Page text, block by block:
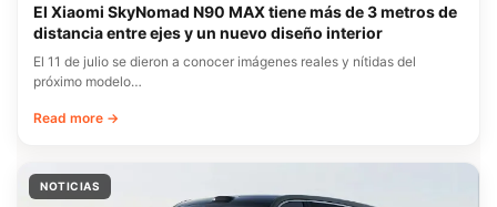
El Xiaomi SkyNomad N90 MAX tiene más de 3 metros de
distancia entre ejes y un nuevo diseño interior
El 11 de julio se dieron a conocer imágenes reales y nítidas del
próximo modelo…
Read more →
NOTICIAS